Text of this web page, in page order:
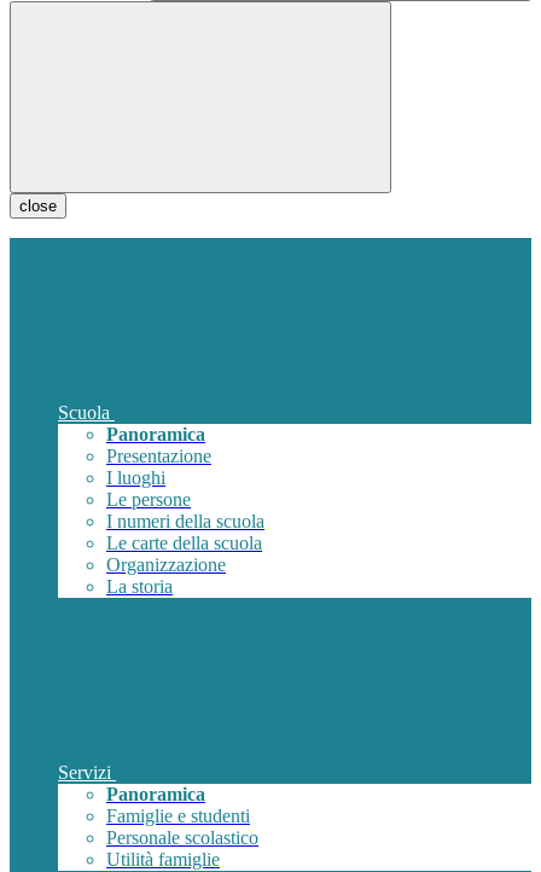
close
Scuola
Panoramica
Presentazione
I luoghi
Le persone
I numeri della scuola
Le carte della scuola
Organizzazione
La storia
Servizi
Panoramica
Famiglie e studenti
Personale scolastico
Utilità famiglie